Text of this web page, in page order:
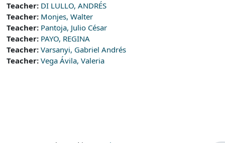
Teacher: DI LULLO, ANDRÉS
Teacher: Monjes, Walter
Teacher: Pantoja, Julio César
Teacher: PAYO, REGINA
Teacher: Varsanyi, Gabriel Andrés
Teacher: Vega Ávila, Valeria